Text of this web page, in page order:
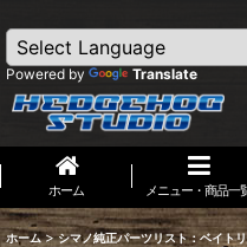
Powered by Translate
ホーム メニュー・商品一
ホーム > シマノ純正パーツリスト：ベイト